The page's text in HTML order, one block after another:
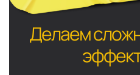
Делаем